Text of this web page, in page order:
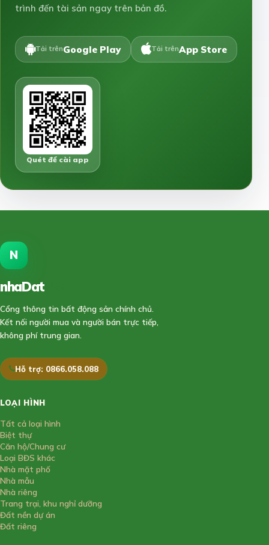
trình đến tài sản ngay trên bản đồ.
Tải trênGoogle Play Tải trênApp Store
Quét để cài app
N
nhaDat
Cổng thông tin bất động sản chính chủ.
Kết nối người mua và người bán trực tiếp,
không phí trung gian.
Hỗ trợ: 0866.058.088
LOẠI HÌNH
Tất cả loại hình
Biệt thự
Căn hộ/Chung cư
Loại BĐS khác
Nhà mặt phố
Nhà mẫu
Nhà riêng
Trang trại, khu nghỉ dưỡng
Đất nền dự án
Đất riêng